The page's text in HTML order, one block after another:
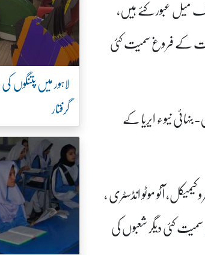
میل عبور کئے ہیں،
کے فروغ سمیت کئی
نیوء ایریا کے
آٹو موٹو انڈسٹری ،
کئی دیگر شعبوں کی
لاہور میں
گرفتار